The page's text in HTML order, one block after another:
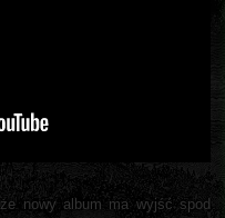
nowy album ma wyjść spod